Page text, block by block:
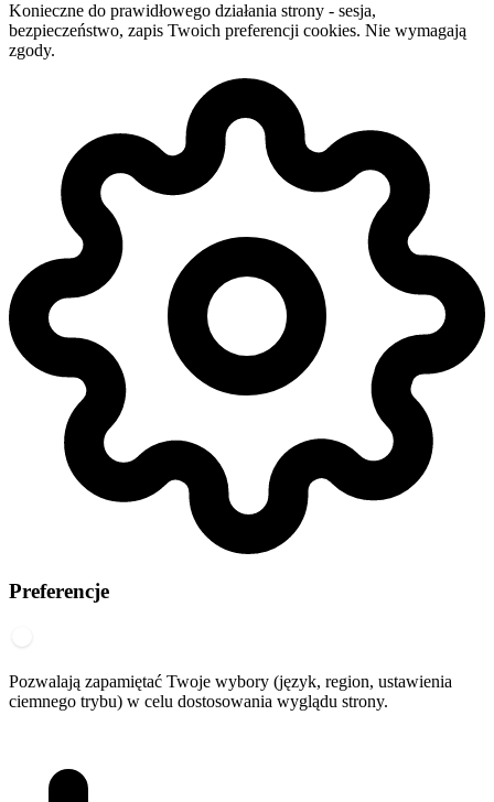
Konieczne do prawidłowego działania strony - sesja,
bezpieczeństwo, zapis Twoich preferencji cookies. Nie wymagają
zgody.
Preferencje
Pozwalają zapamiętać Twoje wybory (język, region, ustawienia
ciemnego trybu) w celu dostosowania wyglądu strony.